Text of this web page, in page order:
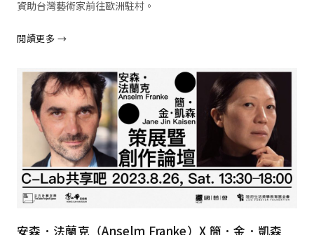
資助台灣藝術家前往歐洲駐村。
閱讀更多 →
安森．法蘭克（Anselm Franke）X 簡．金．凱森